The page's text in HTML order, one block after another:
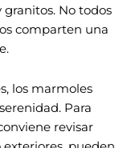
granitos. No todos
comparten una
los marmoles
Para
revisar